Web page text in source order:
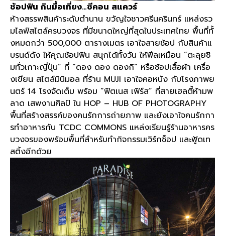
ช้อปฟิน กินมื้อเที่ยง…ซีคอน สแควร์
ห้างสรรพสินค้าระดับตำนาน ขวัญใจชาวศรีนครินทร์ แหล่งรว
มไลฟ์สไตล์ครบวงจร ที่มีขนาดใหญ่ที่สุดในประเทศไทย พื้นที่ทั้
งหมดกว่า 500,000 ตารางเมตร เอาใจสายช้อป กับสินค้าแ
บรนด์ดัง ให้คุณช้อปฟิน สนุกได้ทั้งวัน ให้ฟีลเหมือน “ตะลุยชิ
มทั่วเกาะญี่ปุ่น” ที่ “ดอง ดอง ดองกิ” หรือช้อปเสื้อผ้า เครื่อ
งเขียน สไตล์มินิมอล ที่ร้าน MUJI เอาใจคอหนัง กับโรงภาพย
นตร์ 14 โรงจัดเต็ม พร้อม “ฟิตเนส เฟิร์ส” ที่สายเฮลตี้ห้ามพ
ลาด เสพงานศิลป์ ใน HOP – HUB OF PHOTOGRAPHY
พื้นที่สร้างสรรค์ของคนรักการถ่ายภาพ และยังเอาใจคนรักกา
รทำอาหารกับ TCDC COMMONS แหล่งเรียนรู้ร้านอาหารคร
บวงจรของพร้อมพื้นที่สำหรับทำกิจกรรมเวิร์กช็อป และฟู้ดเท
สติ้งอีกด้วย